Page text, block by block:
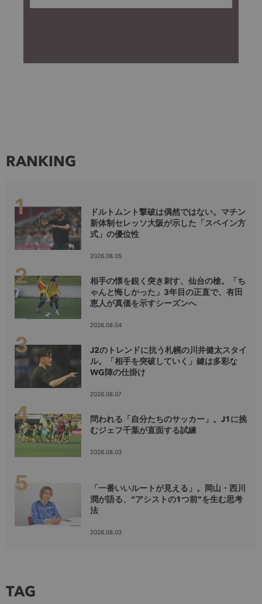
RANKING
ドルトムント撃破は偶然ではない。マチン
新体制セレッソ大阪が示した「スペイン方
式」の優位性
2026.08.05
相手の懐を鋭く突き刺す、仙台の槍。「ち
ゃんと悔しかった」3年目の正直で、有田
恵人が真価を示すシーズンへ
2026.08.04
J2のトレンドに抗う札幌の川井健太スタイ
ル。「相手を突破していく」鍵は多彩な
WG陣の仕掛け
2026.08.07
問われる「自分たちのサッカー」。J1に挑
むジェフ千葉が直面する試練
2026.08.03
「一番いいルートが見える」。岡山・西川
潤が語る、“アシストの1つ前”を生む思考
法
2026.08.03
TAG